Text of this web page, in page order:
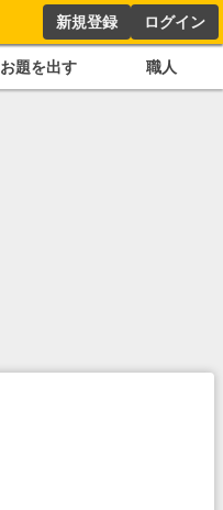
新規登録 ログイン
お題を出す 職人